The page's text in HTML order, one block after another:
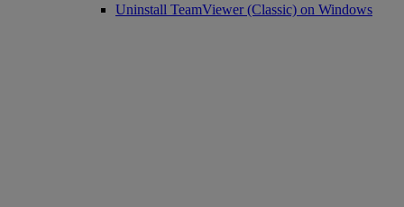
Uninstall TeamViewer (Classic) on Windows